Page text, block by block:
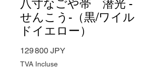
八寸なごや帯 潜光 -
せんこう-（黒/ワイル
ドイエロー）
129 800 JPYPrix
TVA Incluse